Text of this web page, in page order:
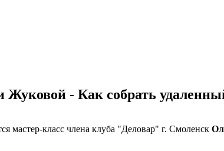
Жуковой - Как собрать
мастер-класс члена клуба "Деловар" г. Смоленск